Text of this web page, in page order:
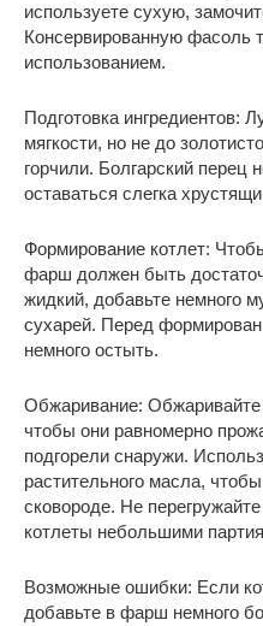
используете сухую,
Консервированную фасоль
использованием.
Подготовка ингредиентов:
мягкости, но не до
горчили. Болгарский перец
оставаться слегка
Формирование котлет:
фарш должен быть
жидкий, добавьте немного
сухарей. Перед
немного остыть.
Обжаривание: Обжаривайте
чтобы они равномерно
подгорели снаружи.
растительного масла,
сковороде. Не
котлеты небольшими
Возможные ошибки: Если
добавьте в фарш немного